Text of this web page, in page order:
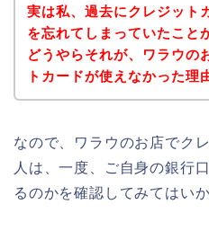
実は私、過去にクレジット
を忘れてしまっていたこと
どうやらそれが、ワラウの
トカードが使えなかった理
なので、ワラウのお店でク
人は、一度、ご自身の銀行
るのかを確認してみてはい